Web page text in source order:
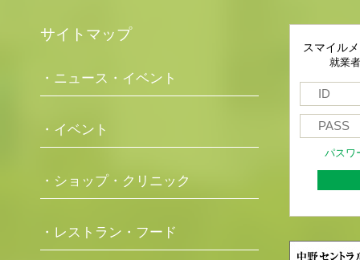
サイトマップ
・ニュース・イベント
・イベント
・ショップ・クリニック
・レストラン・フード
スマイル
就業
パスワ